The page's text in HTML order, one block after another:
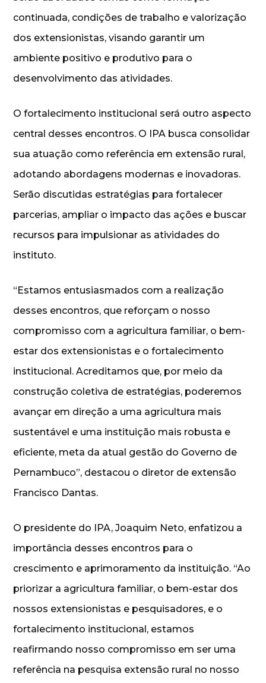
continuada, condições de trabalho e valorização
dos extensionistas, visando garantir um
ambiente positivo e produtivo para o
desenvolvimento das atividades.
O fortalecimento institucional será outro aspecto
central desses encontros. O IPA busca consolidar
sua atuação como referência em extensão rural,
adotando abordagens modernas e inovadoras.
Serão discutidas estratégias para fortalecer
parcerias, ampliar o impacto das ações e buscar
recursos para impulsionar as atividades do
instituto.
“Estamos entusiasmados com a realização
desses encontros, que reforçam o nosso
compromisso com a agricultura familiar, o bem-
estar dos extensionistas e o fortalecimento
institucional. Acreditamos que, por meio da
construção coletiva de estratégias, poderemos
avançar em direção a uma agricultura mais
sustentável e uma instituição mais robusta e
eficiente, meta da atual gestão do Governo de
Pernambuco”, destacou o diretor de extensão
Francisco Dantas.
O presidente do IPA, Joaquim Neto, enfatizou a
importância desses encontros para o
crescimento e aprimoramento da instituição. “Ao
priorizar a agricultura familiar, o bem-estar dos
nossos extensionistas e pesquisadores, e o
fortalecimento institucional, estamos
reafirmando nosso compromisso em ser uma
referência na pesquisa extensão rural no nosso